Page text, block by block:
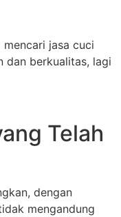
jasa cuci
dan berkualitas, lagi
Telah
dengan
mengandung